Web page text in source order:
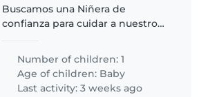
Buscamos una Niñera de
confianza para cuidar a nuestro
Debe ser paciente, amorosa y
cómoda ayudando con la tarea.
Contactanos para coordinar.
Number of children: 1
Age of children: Baby
Last activity: 3 weeks ago